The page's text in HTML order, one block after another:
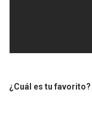
¿Cuál es tu favorito?